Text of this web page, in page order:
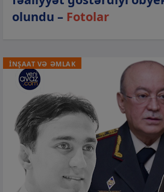
olundu – Fotolar
İNŞAAT VƏ ƏMLAK